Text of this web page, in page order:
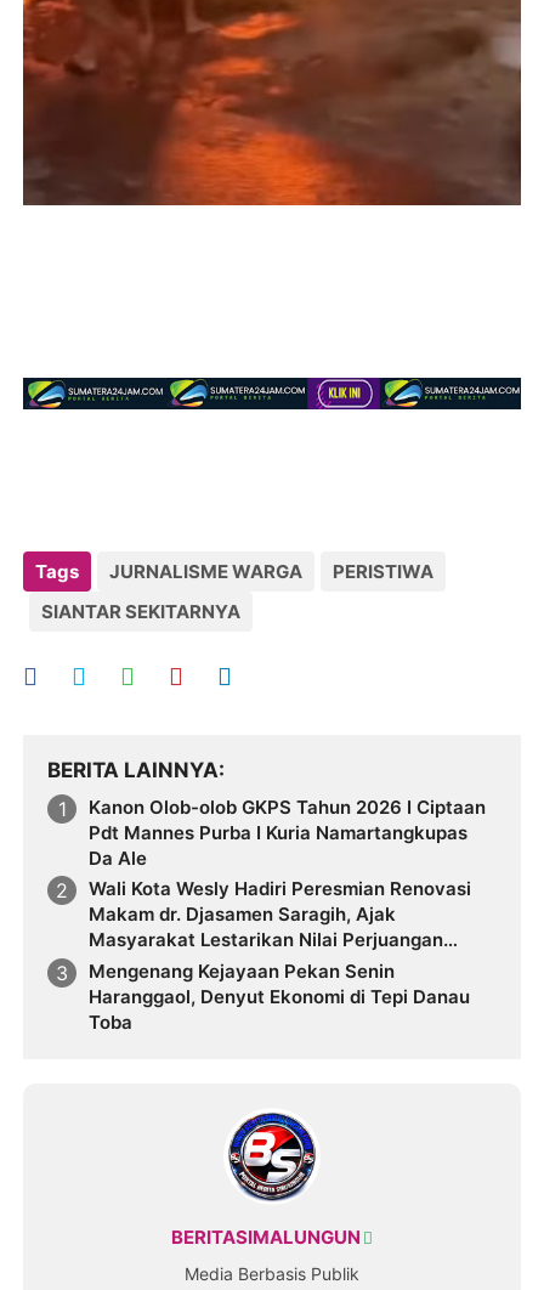
Tags JURNALISME WARGA
PERISTIWA
SIANTAR SEKITARNYA
BERITA LAINNYA
Kanon Olob-olob GKPS Tahun 2026 I Ciptaan
Pdt Mannes Purba I Kuria Namartangkupas
Da Ale
Wali Kota Wesly Hadiri Peresmian Renovasi
Makam dr. Djasamen Saragih, Ajak
Masyarakat Lestarikan Nilai Perjuangan
Tokoh Bangsa
Mengenang Kejayaan Pekan Senin
Haranggaol, Denyut Ekonomi di Tepi Danau
Toba
BERITASIMALUNGUN
Media Berbasis Publik